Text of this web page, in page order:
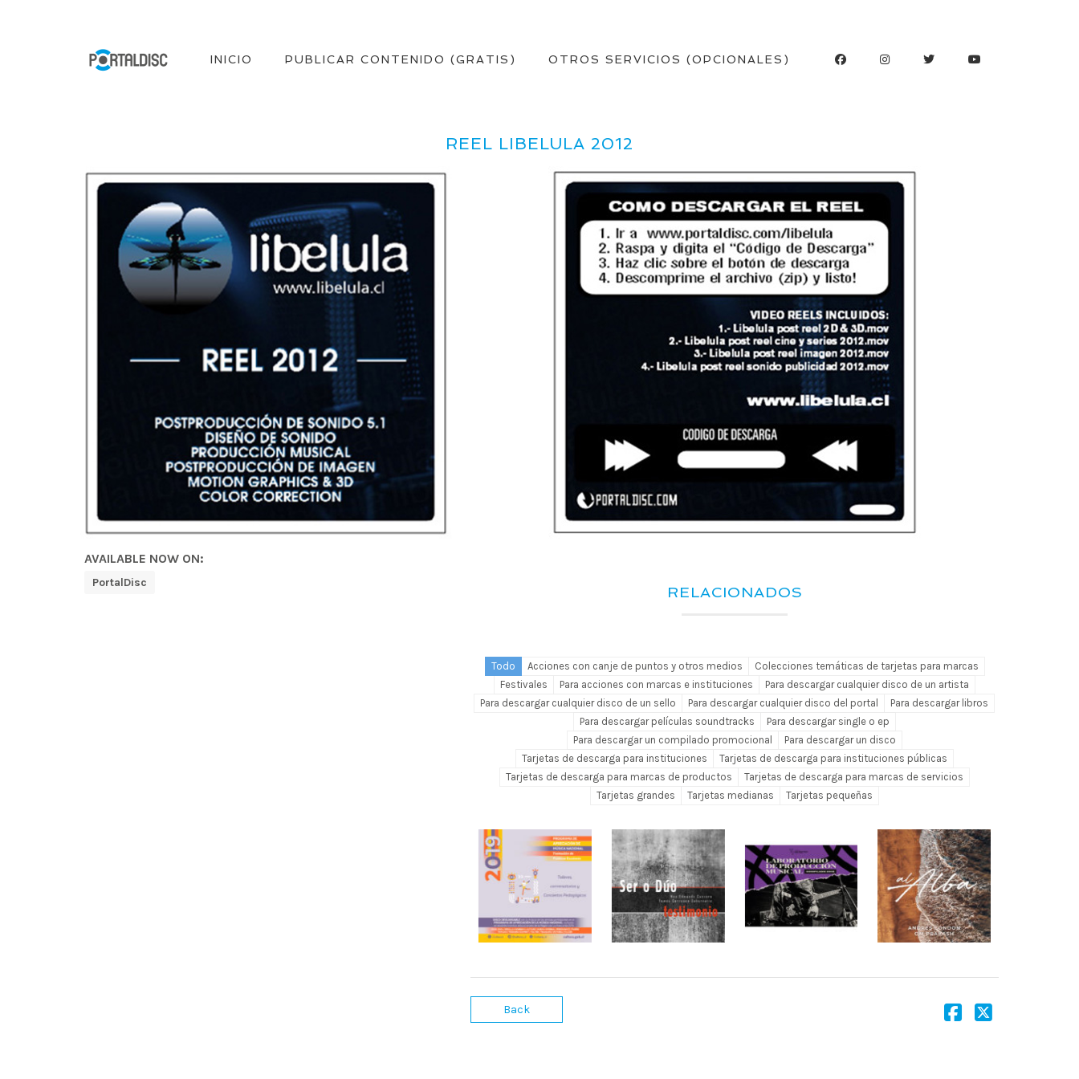
INICIO PUBLICAR CONTENIDO (GRATIS) OTROS SERVICIOS (OPCIONALES)
REEL LIBELULA 2012
AVAILABLE NOW ON:
PortalDisc
RELACIONADOS
Todo Acciones con canje de puntos y otros medios
Colecciones temáticas de tarjetas para marcas
Festivales
Para acciones con marcas e instituciones
Para descargar cualquier disco de un artista
Para descargar cualquier disco de un sello
Para descargar cualquier disco del portal
Para descargar libros
Para descargar películas soundtracks
Para descargar single o ep
Para descargar un compilado promocional
Para descargar un disco
Tarjetas de descarga para instituciones
Tarjetas de descarga para instituciones públicas
Tarjetas de descarga para marcas de productos
Tarjetas de descarga para marcas de servicios
Tarjetas grandes
Tarjetas medianas Tarjetas pequeñas
Back